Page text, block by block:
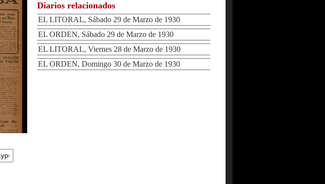
Diarios relacionados
EL LITORAL, Sábado 29 de Marzo de 1930
EL ORDEN, Sábado 29 de Marzo de 1930
EL LITORAL, Viernes 28 de Marzo de 1930
EL ORDEN, Domingo 30 de Marzo de 1930